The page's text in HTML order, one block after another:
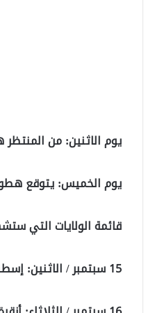
يوم الاثنين: من
يوم الخميس: يتوقع
قائمة الولايات التي
15 سبتمبر / الاثنين: إسطنبول، كوجالي، إسكيشهير، أفيون قره حصار، إسبرطة، بوردور، قونية.